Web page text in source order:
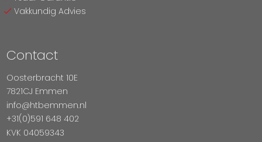
Vakkundig Advies
Contact
Oosterbracht 10E
7821CJ Emmen
info@htbemmen.nl
+31(0)591 648 402
KVK 04059343